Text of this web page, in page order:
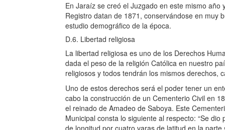
En Jaraíz se creó el Juzgado en este mismo
Registro datan de 1871, conservándose en muy
estudio demográfico de la época.
D.6. Libertad religiosa
La libertad religiosa es uno de los Derechos
dada el peso de la religión Católica en nuestro
religiosos y todos tendrán los mismos derechos,
Uno de estos derechos será el poder tener un
cabo la construcción de un Cementerio Civil en
el reinado de Amadeo de Saboya. Este
Municipal consta lo siguiente al respecto: “Se
de longitud por cuatro varas de latitud en la